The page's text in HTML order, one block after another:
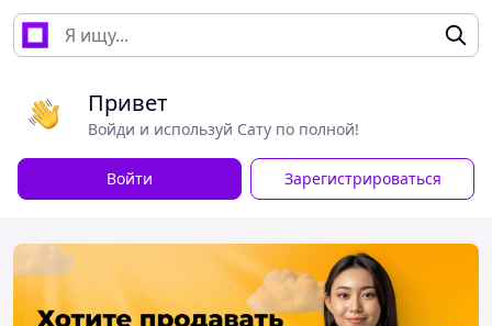
Привет
Войди и используй Сату по полной!
Войти Зарегистрироваться